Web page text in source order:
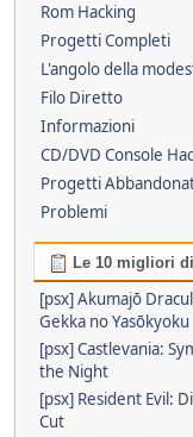
Rom Hacking
Progetti Completi
L'angolo della
Filo Diretto
Informazioni
CD/DVD Console
Progetti
Problemi
Le 10 migliori
[psx] Akumajō
Gekka no Yasōkyoku
[psx] Castlevania:
the Night
[psx] Resident Evil:
Cut